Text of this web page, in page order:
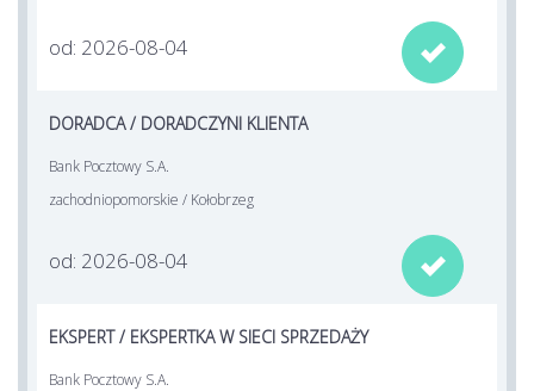
od: 2026-08-04 
DORADCA / DORADCZYNI KLIENTA
Bank Pocztowy S.A.
zachodniopomorskie / Kołobrzeg
od: 2026-08-04 
EKSPERT / EKSPERTKA W SIECI SPRZEDAŻY
Bank Pocztowy S.A.